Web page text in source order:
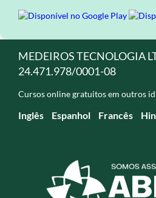
MEDEIROS TECNOLOGIA
24.471.978/0001-08
Cursos online gratuitos em outros
Inglês Espanhol Francês